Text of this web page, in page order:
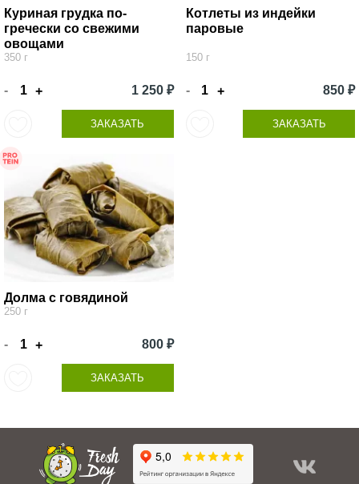
Куриная грудка по-
гречески со свежими
овощами
350 г
- + 1 250 ₽
ЗАКАЗАТЬ
Котлеты из индейки
паровые
150 г
- + 850 ₽
ЗАКАЗАТЬ
Долма с говядиной
250 г
- + 800 ₽
ЗАКАЗАТЬ